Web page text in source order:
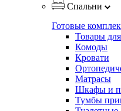
Спальни
Готовые
Товары
Комоды
Кровати
Матрасы
Шкафы и
Тумбы